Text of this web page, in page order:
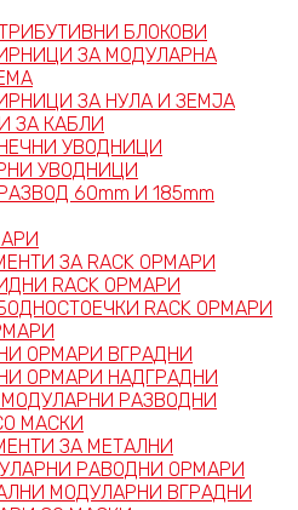
БЛОКОВИ
ЗА МОДУЛАРНА
ЗА НУЛА И ЗЕМЈА
ЗА КАБЛИ
УВОДНИЦИ
УВОДНИЦИ
60mm И 185mm
ЗА RACK ОРМАРИ
RACK ОРМАРИ
RACK ОРМАРИ
ОРМАРИ ВГРАДНИ
ОРМАРИ НАДГРАДНИ
РАЗВОДНИ
МАСКИ
ЗА МЕТАЛНИ
РАВОДНИ ОРМАРИ
МОДУЛАРНИ ВГРАДНИ